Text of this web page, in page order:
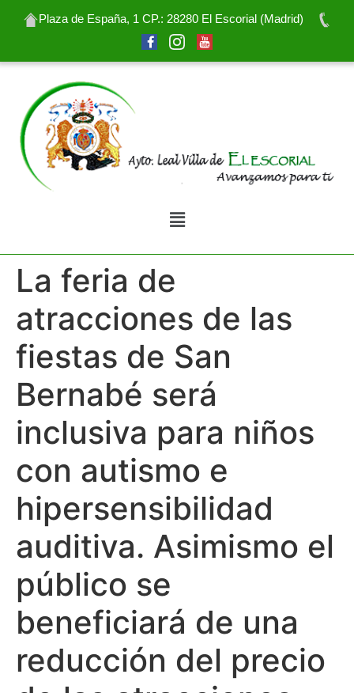
Plaza de España, 1 CP.: 28280 El Escorial (Madrid)
La feria de
atracciones de las
fiestas de San
Bernabé será
inclusiva para niños
con autismo e
hipersensibilidad
auditiva. Asimismo el
público se
beneficiará de una
reducción del precio